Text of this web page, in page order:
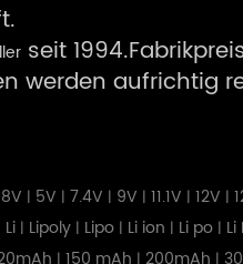
seit
werden aufrichtig
| 5V |7.4V | 9V |11.1V |12V |
Li | Lipoly | Lipo | Li ion | Li po |
150 mAh 200mAh